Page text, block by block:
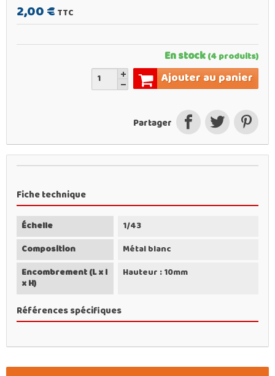
2,00 € TTC
En stock(4 produits)
Ajouter au panier
Partager
Fiche technique
Échelle
1/43
Composition
Métal blanc
Encombrement (L x l
x H)
Hauteur : 10mm
Références spécifiques